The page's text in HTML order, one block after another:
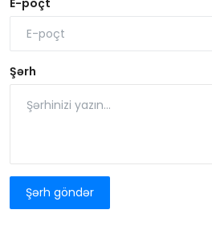
E-poçt
Şərh
Şərh göndər